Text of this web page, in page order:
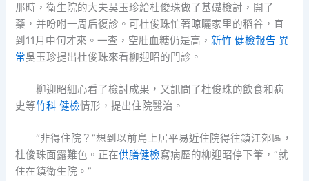
那時，衛生院的大夫吳玉珍給杜俊珠做了基礎檢討，開了
藥，并吩咐一周后復診。可杜俊珠忙著晾曬家里的稻谷，直
到11月中旬才來。一查，空肚血糖仍是高，新竹 健檢報告 異
常吳玉珍提出杜俊珠來看柳迎昭的門診。
柳迎昭細心看了檢討成果，又訊問了杜俊珠的飲食和病
史等竹科 健檢情形，提出住院醫治。
“非得住院？”想到以前島上居平易近住院得往鎮江郊區，
杜俊珠面露難色。正在供膳健檢寫病歷的柳迎昭停下筆，“就
住在鎮衛生院。”